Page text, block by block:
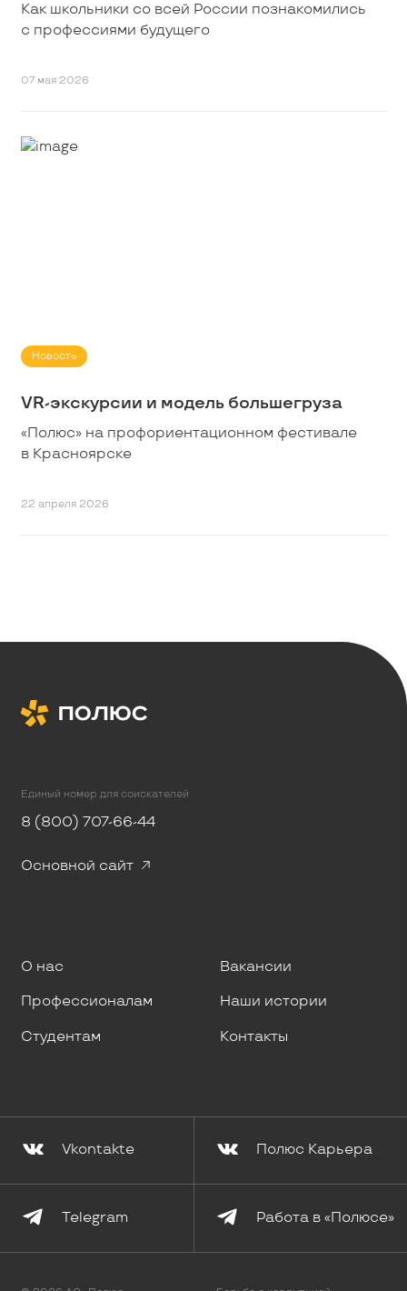
Как школьники со всей России познакомились
с профессиями будущего
07 мая 2026
Новость
VR-экскурсии и модель большегруза
«Полюс» на профориентационном фестивале
в Красноярске
22 апреля 2026
Единый номер для соискателей
8 (800) 707-66-44
Основной сайт
О нас Вакансии
Профессионалам Наши истории
Студентам Контакты
Vkontakte Полюс Карьера
Telegram Работа в «Полюсе»